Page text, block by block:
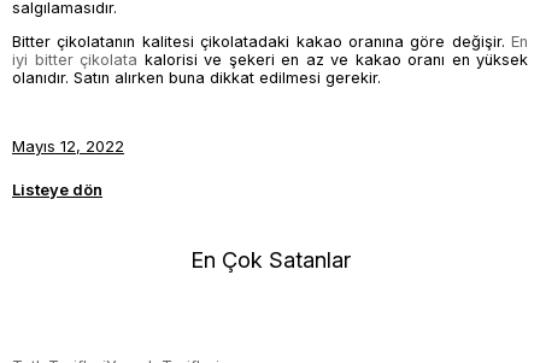
salgılamasıdır.
Bitter çikolatanın kalitesi çikolatadaki kakao oranına göre değişir. En
iyi bitter çikolata kalorisi ve şekeri en az ve kakao oranı en yüksek
olanıdır. Satın alırken buna dikkat edilmesi gerekir.
Mayıs 12, 2022
Listeye dön
En Çok Satanlar